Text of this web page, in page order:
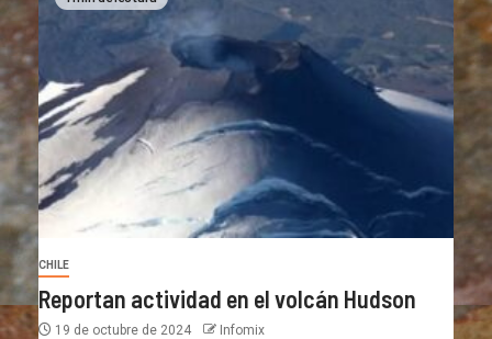
CHILE
Reportan actividad en el volcán Hudson
19 de octubre de 2024 Infomix